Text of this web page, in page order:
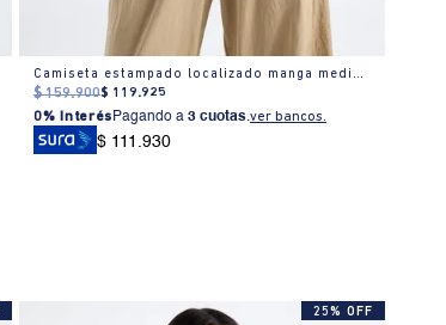
Camiseta estampado localizado manga media cuello redondo para mujer
$ 159.900$ 119.925
0% Interés Pagando a3 cuotas.ver bancos.
$ 111.930
25% OFF